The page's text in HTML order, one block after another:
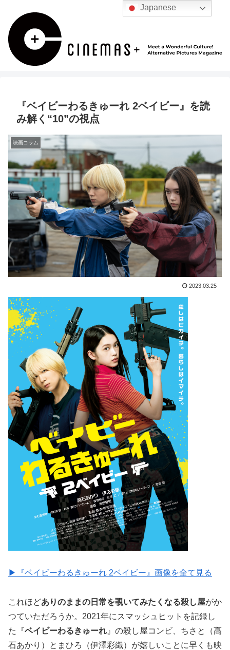
『ベイビーわるきゅーれ 2ベイビー』を読
み解く“10”の視点
映画コラム
2023.03.25
▶︎『ベイビーわるきゅーれ 2ベイビー』画像を全て見る
これほどありのままの日常を覗いてみたくなる殺し屋がか
つていただろうか。2021年にスマッシュヒットを記録し
た『ベイビーわるきゅーれ 』の殺し屋コンビ、ちさと（髙
石あかり）とまひろ（伊澤彩織）が嬉しいことに早くも映
Japanese